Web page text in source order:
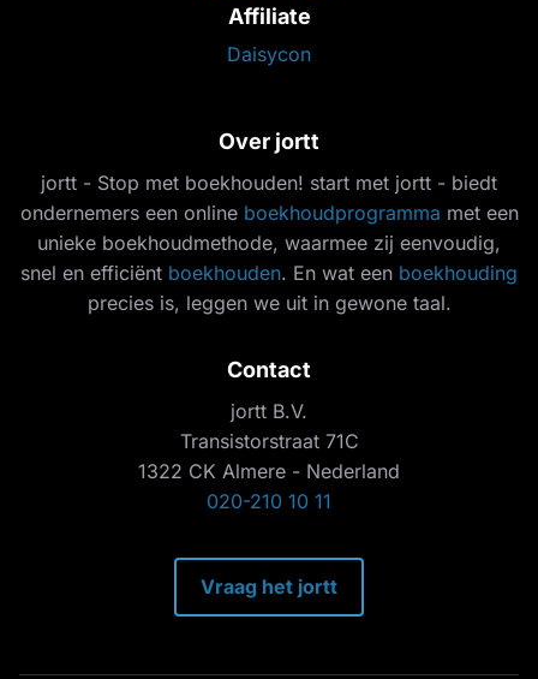
Affiliate
Daisycon
Over jortt
jortt - Stop met boekhouden! start met jortt - biedt
ondernemers een online boekhoudprogramma met een
unieke boekhoudmethode, waarmee zij eenvoudig,
snel en efficiënt boekhouden. En wat een boekhouding
precies is, leggen we uit in gewone taal.
Contact
jortt B.V.
Transistorstraat 71C
1322 CK Almere - Nederland
020-210 10 11
Vraag het jortt